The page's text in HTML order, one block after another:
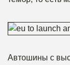
Автошины с